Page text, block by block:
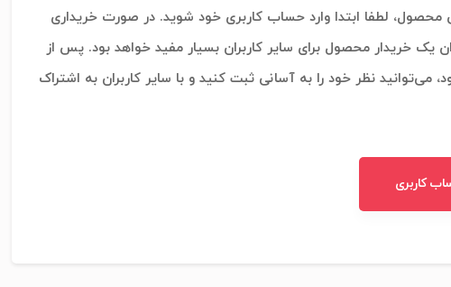
محصول، لطفا ابتدا وارد حساب کاربری خود شوید. در صورت خریداری
یک خریدار محصول برای سایر کاربران بسیار مفید خواهد بود. پس از
می‌توانید نظر خود را به آسانی ثبت کنید و با سایر کاربران به اشتراک
کاربری